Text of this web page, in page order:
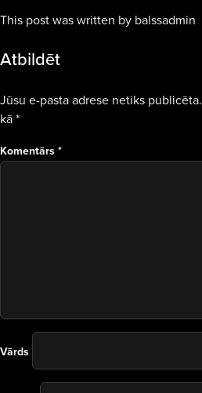
This post was written by balssadmin
Atbildēt
Jūsu e-pasta adrese netiks publicēta.
kā*
Komentārs*
Vārds